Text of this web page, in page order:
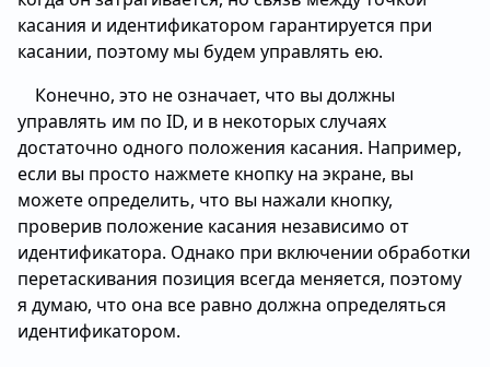
касания и идентификатором гарантируется при
касании, поэтому мы будем управлять ею.
Конечно, это не означает, что вы должны
управлять им по ID, и в некоторых случаях
достаточно одного положения касания. Например,
если вы просто нажмете кнопку на экране, вы
можете определить, что вы нажали кнопку,
проверив положение касания независимо от
идентификатора. Однако при включении обработки
перетаскивания позиция всегда меняется, поэтому
я думаю, что она все равно должна определяться
идентификатором.